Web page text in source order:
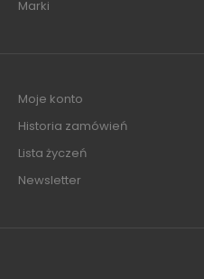
Marki
Moje konto
Historia zamówień
Lista życzeń
Newsletter